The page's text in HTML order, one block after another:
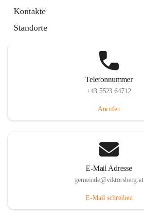
Kontakte
Standorte
Telefonnummer
+43 5523 64712
Anrufen
E-Mail Adresse
gemeinde@viktorsberg.at
E-Mail schreiben